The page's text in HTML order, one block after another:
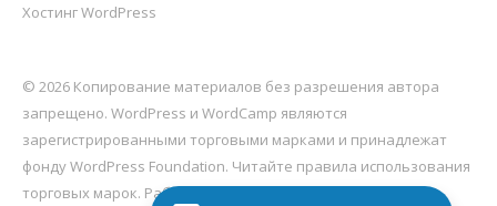
Хостинг WordPress
© 2026 Копирование материалов без разрешения автора
запрещено. WordPress и WordCamp являются
зарегистрированными торговыми марками и принадлежат
фондуWordPress Foundation. Читайте правила использования
торговых марок. Работает наWordPress, хостится на